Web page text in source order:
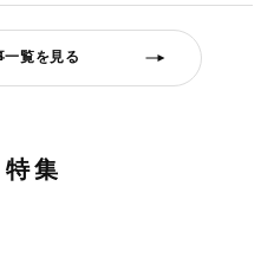
一覧を見る
特集